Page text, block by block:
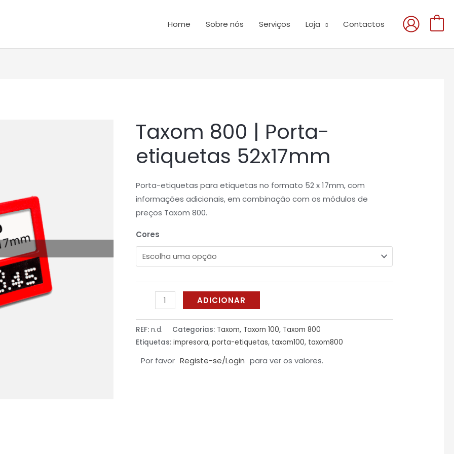
Home Sobre nós Serviços Loja Contactos
Taxom 800 | Porta-
etiquetas 52x17mm
Porta-etiquetas para etiquetas no formato 52 x 17mm, com
informações adicionais, em combinação com os módulos de
preços Taxom 800.
Cores
Quantidade
de
Taxom
|
Porta-
etiquetas
ADICIONAR
REF:n.d. Categorias: Taxom, Taxom 100, Taxom 800
Etiquetas:impresora,porta-etiquetas, taxom100, taxom800
Por favor Registe-se/Login para ver os valores.